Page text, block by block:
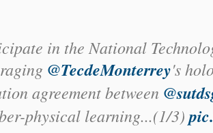
in the National
@TecdeMonterrey's
agreement between
physical learning...(1/3)